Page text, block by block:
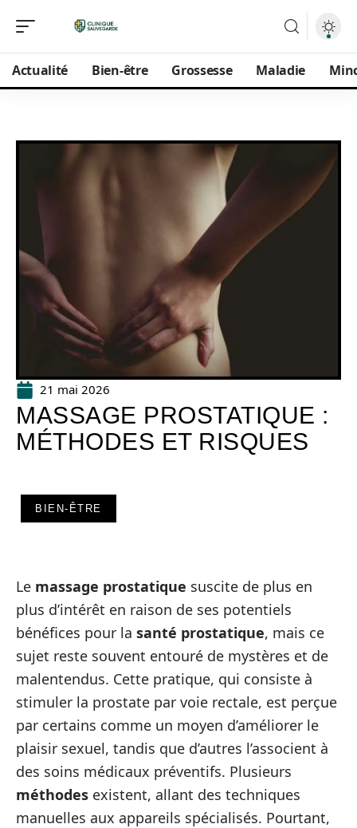
Actualité Bien-être Grossesse Maladie
21 mai 2026
MASSAGE PROSTATIQUE :
MÉTHODES ET RISQUES
BIEN-ÊTRE
Le massage prostatique suscite de plus en
plus d’intérêt en raison de ses potentiels
bénéfices pour la santé prostatique, mais ce
sujet reste souvent entouré de mystères et de
malentendus. Cette pratique, qui consiste à
stimuler la prostate par voie rectale, est perçue
par certains comme un moyen d’améliorer le
plaisir sexuel, tandis que d’autres l’associent à
des soins médicaux préventifs. Plusieurs
méthodes existent, allant des techniques
manuelles aux appareils spécialisés. Pourtant,